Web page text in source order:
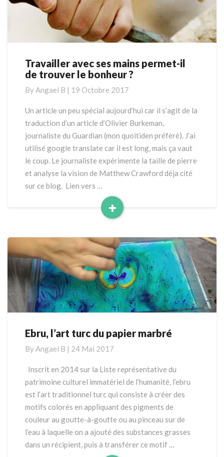
Travailler
avec
mains
permet-
de
trouver
le
bonheur
?
Travailler avec ses mains permet-il
de trouver le bonheur ?
ByAngael B | 19 Octobre 2017
Un article un peu spécial aujourd’hui car il s’agit de la
traduction d’un article d’Olivier Burkeman,
journaliste du Guardian (mon quoitiden préféré). J’ai
utilisé google translate car il est long, mais ça vaut
le coup. Le journaliste expérimente la taille de pierre
et analyse la vision de Matthew Crawford déja cité
sur ce blog. Lien vers …
+
Read
Ebru,
turc
du
marbré
Ebru, l’art turc du papier marbré
ByAngael B | 24 Mai 2017
Inscrit en 2014 sur la Liste représentative du
patrimoine culturel immatériel de l’humanité, l’ebru
est l’art traditionnel turc qui consiste à créer des
motifs colorés en appliquant des pigments de
couleur au goutte-à-goutte ou au pinceau sur de
l’eau à laquelle on a ajouté des substances grasses
dans un récipient, puis à transférer ce motif …